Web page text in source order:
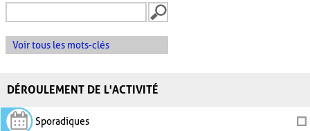
Voir tous les mots-clés
DÉROULEMENT DE L'ACTIVITÉ
Sporadiques